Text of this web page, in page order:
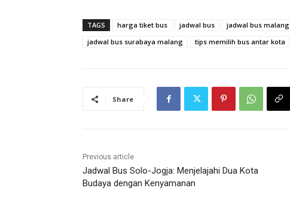
TAGS harga tiket bus jadwal bus jadwal bus malang
jadwal bus surabaya malang
tips memilih bus antar kota
Share
Previous article
Jadwal Bus Solo-Jogja: Menjelajahi Dua Kota
Budaya dengan Kenyamanan